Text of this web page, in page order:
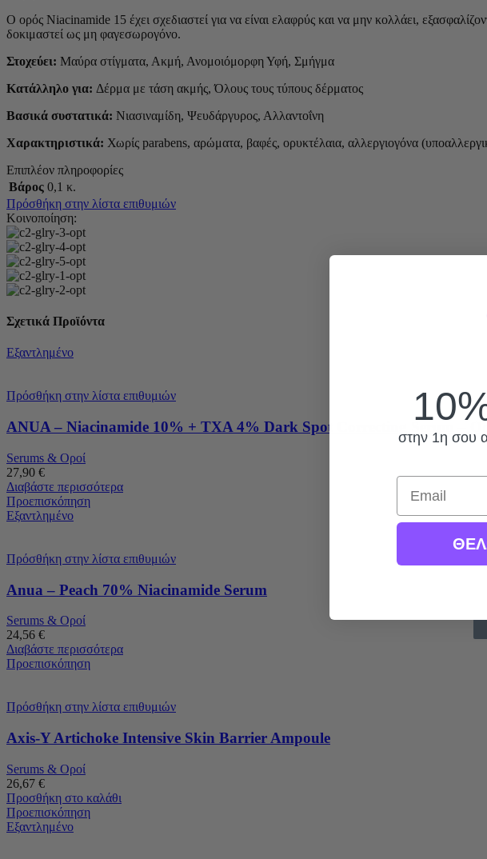
Ο ορός Niacinamide 15 έχει σχεδιαστεί για να είναι ελαφρύς και να μην κολλάει,
δοκιμαστεί ως μη φαγεσωρογόνο.
Στοχεύει: Μαύρα στίγματα, Ακμή, Ανομοιόμορφη Υφή, Σμήγμα
Κατάλληλο για: Δέρμα με τάση ακμής, Όλους τους τύπους δέρματος
Βασικά συστατικά: Νιασιναμίδη, Ψευδάργυρος, Αλλαντοΐνη
Χαρακτηριστικά: Χωρίς parabens, αρώματα, βαφές, ορυκτέλαια, αλλεργιογόνα
Επιπλέον πληροφορίες
Βάρος 0,1 κ.
Πρόσθήκη στην λίστα επιθυμιών
Κοινοποίηση:
Σχετικά Προϊόντα
Εξαντλημένο
Πρόσθήκη στην λίστα επιθυμιών
ANUA – Niacinamide 10% + TXA 4% Dark Spot Correcting Serum –
Serums & Οροί
27,90 €
Διαβάστε περισσότερα
Προεπισκόπηση
Εξαντλημένο
Πρόσθήκη στην λίστα επιθυμιών
Anua – Peach 70% Niacinamide Serum
Serums & Οροί
24,56 €
Διαβάστε περισσότερα
Προεπισκόπηση
Πρόσθήκη στην λίστα επιθυμιών
Axis-Y Artichoke Intensive Skin Barrier Ampoule
Serums & Οροί
26,67 €
Προσθήκη στο καλάθι
Προεπισκόπηση
Εξαντλημένο
στην 1η σου
Email